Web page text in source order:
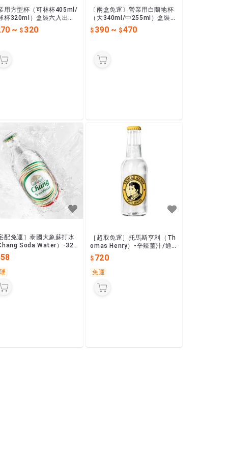
用方型杯（可林杯405ml/
杯320ml）盒裝六入出
開店辦活動最佳選擇！
~ 320
〔兩盒免運〕營業用白蘭地杯
（大340ml/中255ml）盒裝六
入出貨，開店辦活動最佳選
擇！
390~ 470
配免運］泰國大象蘇打水
Soda Water）-325
/泰國原裝進口/整箱24入
免運費
［超取免運］托馬斯亨利（Th
omas Henry）-辛辣薑汁/通寧
水/粉紅葡萄柚/9瓶出貨可混搭
口味/200ml最好用
720
免運